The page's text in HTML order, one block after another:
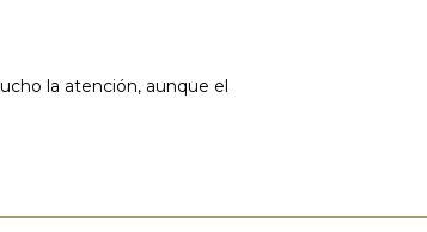
la atención, aunque el